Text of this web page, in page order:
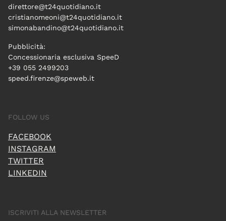
direttore@t24quotidiano.it
cristianomeoni@t24quotidiano.it
simonabandino@t24quotidiano.it
Pubblicità:
Concessionaria esclusiva SpeeD
+39 055 2499203
speed.firenze@speweb.it
FOLLOW US
FACEBOOK
INSTAGRAM
TWITTER
LINKEDIN
ISCRIVITI ALLA NEWSLETTER